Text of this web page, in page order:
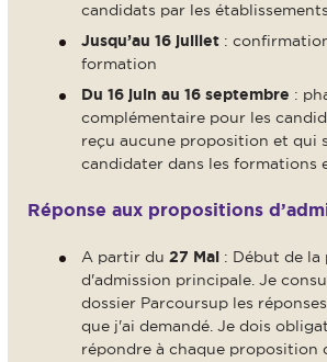
candidats par les établissements
Jusqu’au 16 juillet :
formation
Du 16 juin au 16 septembre :
complémentaire pour les
reçu aucune proposition et qui
candidater dans les formations
Réponse aux propositions
A partir du27 Mai : Début de la
d'admission principale. Je
dossier Parcoursup les
que j'ai demandé. Je dois
répondre à chaque proposition